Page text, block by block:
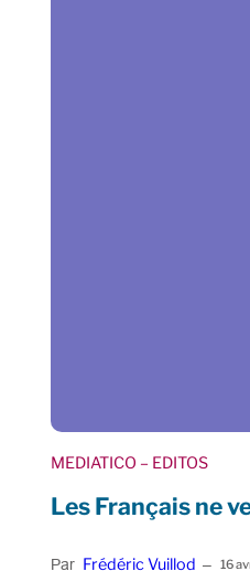
MEDIATICO – EDITOS
Les Français ne
Par Frédéric Vuillod – 16